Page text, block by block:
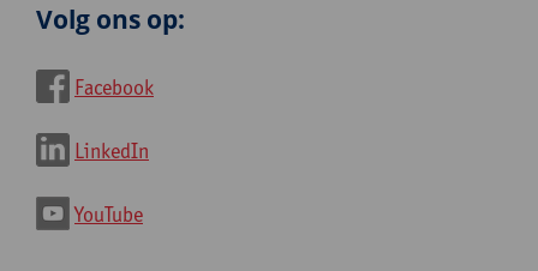
Volg ons op:
Facebook
LinkedIn
YouTube